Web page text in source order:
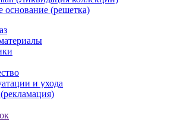
основание (решетка)
и ухода